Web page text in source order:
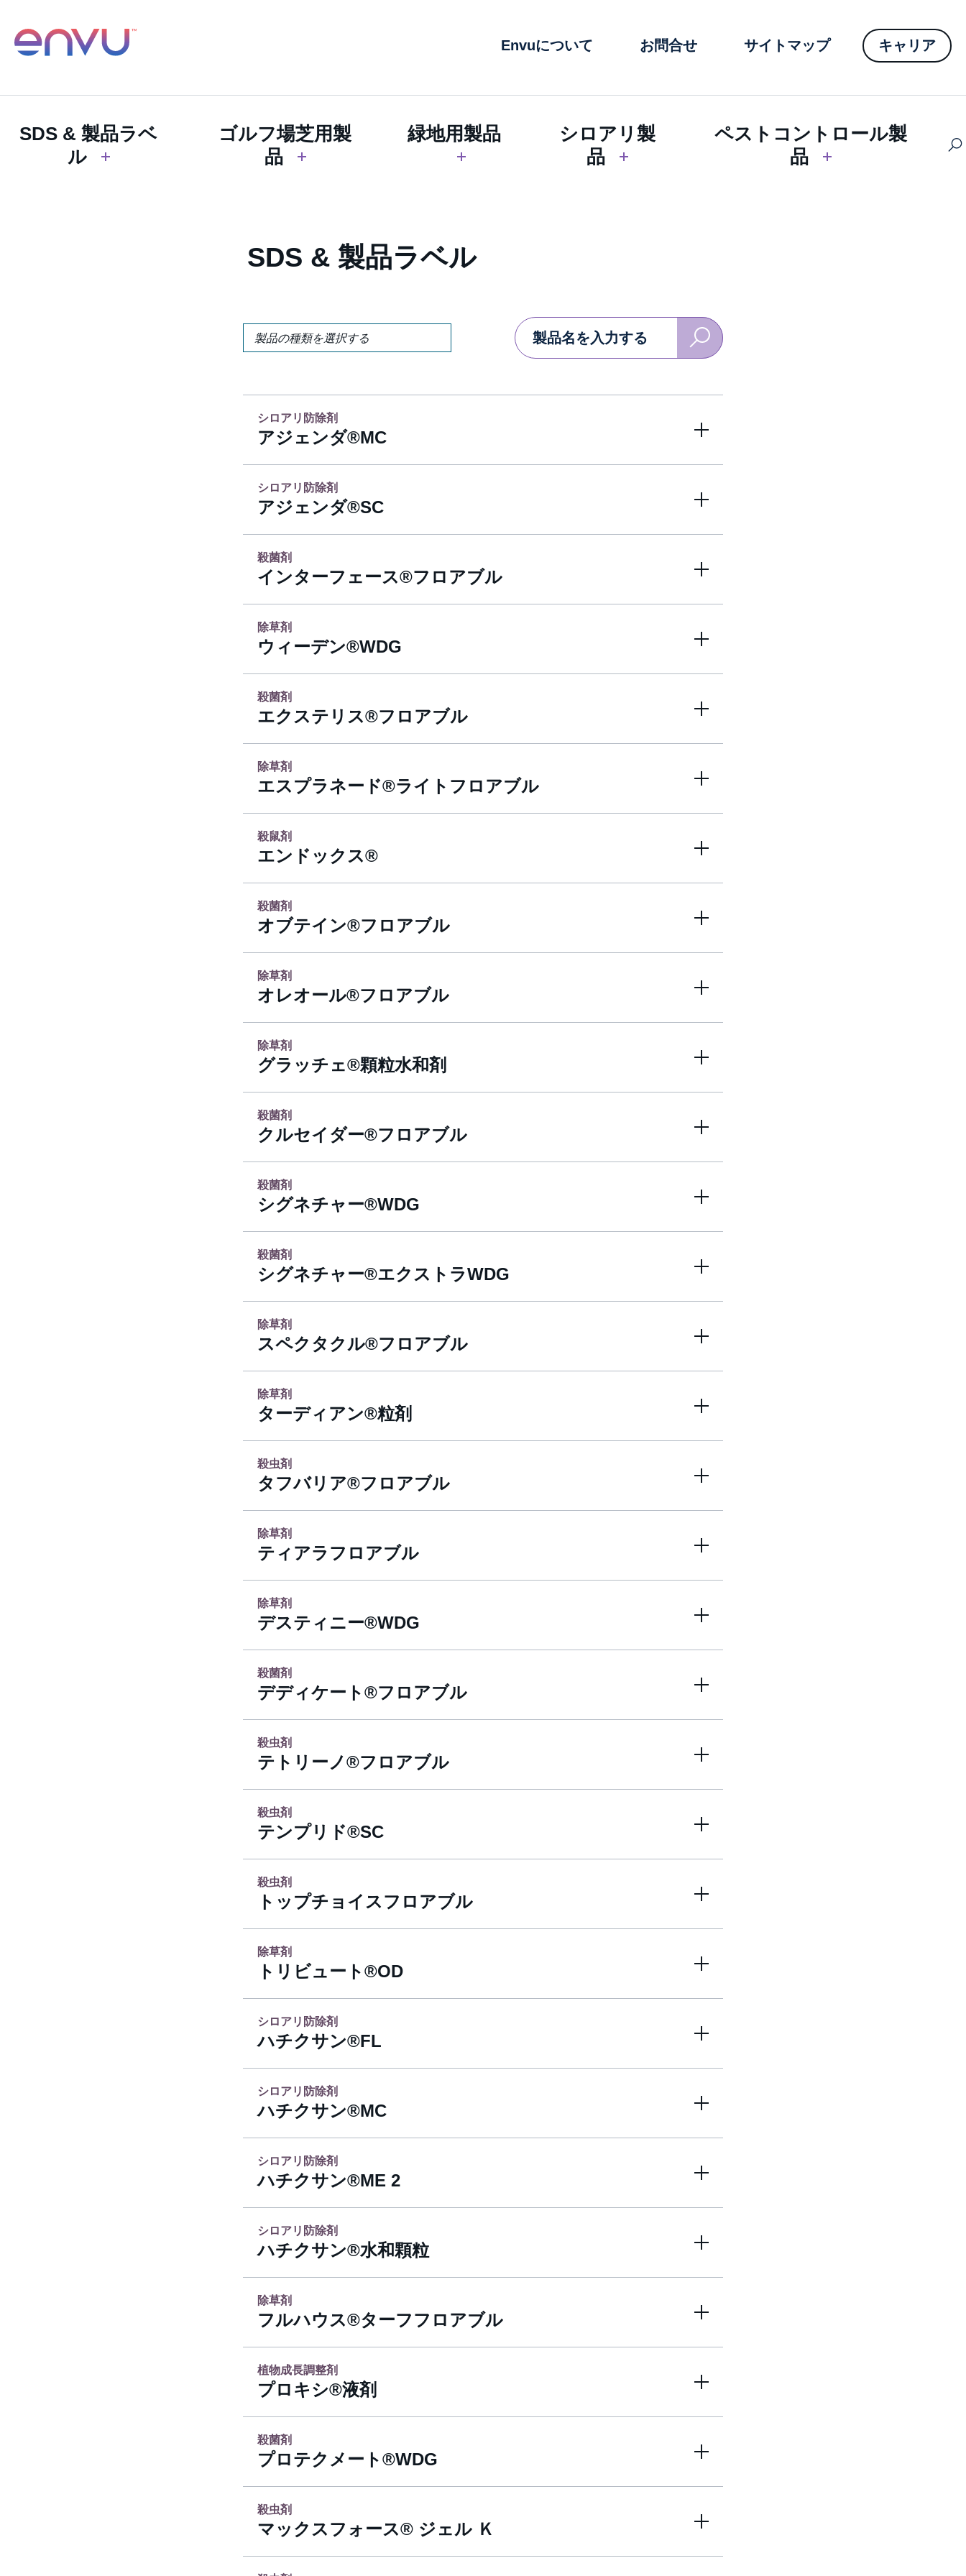
Envuについて お問合せ サイトマップ キャリア
SDS & 製品ラベ
ル
ゴルフ場芝用製
品
緑地用製品
シロアリ製
品
ペストコントロール製
品
SDS & 製品ラベル
Product
Categories
製
品
を
製
品
を
シロアリ防除剤
アジェンダ®MC
シロアリ防除剤
アジェンダ®SC
殺菌剤
インターフェース®フロアブル
除草剤
ウィーデン®WDG
殺菌剤
エクステリス®フロアブル
除草剤
エスプラネード®ライトフロアブル
殺鼠剤
エンドックス®
殺菌剤
オブテイン®フロアブル
除草剤
オレオール®フロアブル
除草剤
グラッチェ®顆粒水和剤
殺菌剤
クルセイダー®フロアブル
殺菌剤
シグネチャー®WDG
殺菌剤
シグネチャー®エクストラWDG
除草剤
スペクタクル®フロアブル
除草剤
ターディアン®粒剤
殺虫剤
タフバリア®フロアブル
除草剤
ティアラフロアブル
除草剤
デスティニー®WDG
殺菌剤
デディケート®フロアブル
殺虫剤
テトリーノ®フロアブル
殺虫剤
テンプリド®SC
殺虫剤
トップチョイスフロアブル
除草剤
トリビュート®OD
シロアリ防除剤
ハチクサン®FL
シロアリ防除剤
ハチクサン®MC
シロアリ防除剤
ハチクサン®ME 2
シロアリ防除剤
ハチクサン®水和顆粒
除草剤
フルハウス®ターフフロアブル
植物成長調整剤
プロキシ®液剤
殺菌剤
プロテクメート®WDG
殺虫剤
マックスフォース® ジェル Ｋ